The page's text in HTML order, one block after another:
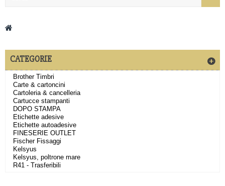
CATEGORIE
Brother Timbri
Carte & cartoncini
Cartoleria & cancelleria
Cartucce stampanti
DOPO STAMPA
Etichette adesive
Etichette autoadesive
FINESERIE OUTLET
Fischer Fissaggi
Kelsyus
Kelsyus, poltrone mare
R41 - Trasferibili